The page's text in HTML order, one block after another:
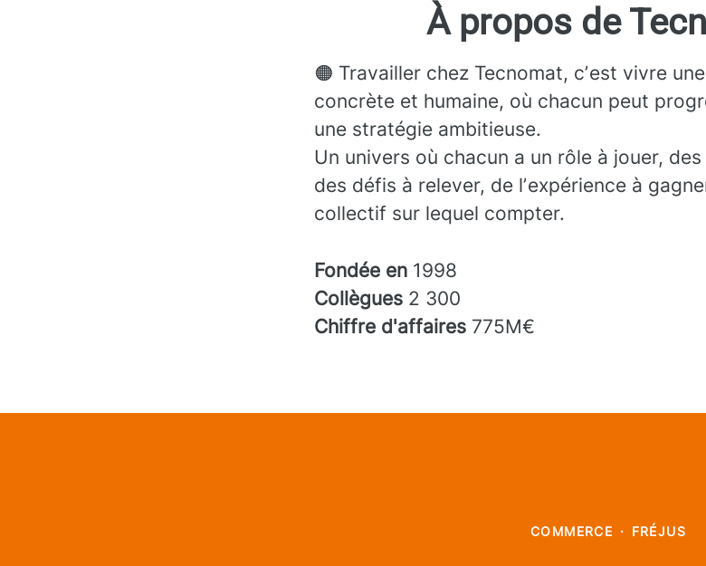
À propos de
🟠 Travailler chez Tecnomat, cʼest vivre
concrète et humaine, où chacun peut
une stratégie ambitieuse.
Un univers où chacun a un rôle à jouer,
des défis à relever, de lʼexpérience à
collectif sur lequel compter.
Fondée en 1998
Collègues 2 300
Chiffre d'affaires 775M€
COMMERCE · FRÉJUS